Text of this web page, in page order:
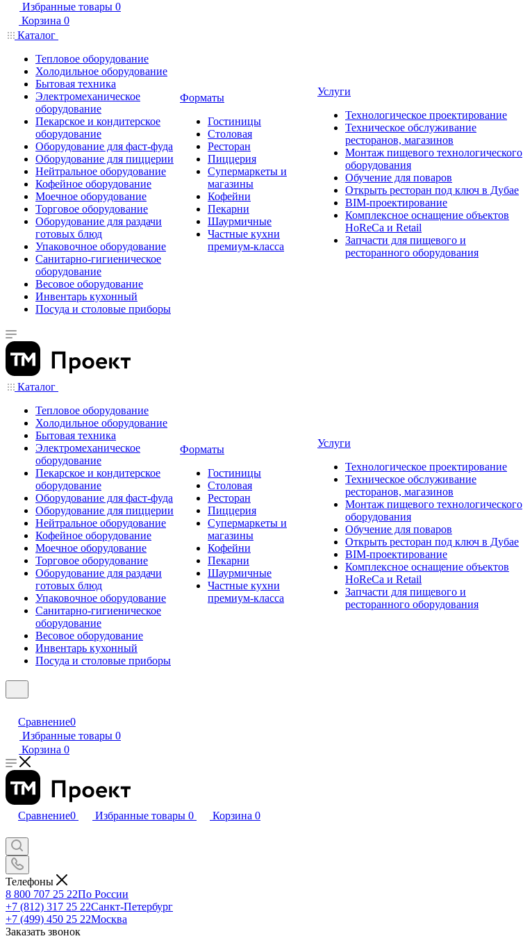
Избранные товары 0
Корзина 0
Каталог
Тепловое оборудование
Холодильное оборудование
Бытовая техника
Электромеханическое
оборудование
Пекарское и кондитерское
оборудование
Оборудование для фаст-фуда
Оборудование для пиццерии
Нейтральное оборудование
Кофейное оборудование
Моечное оборудование
Торговое оборудование
Оборудование для раздачи
готовых блюд
Упаковочное оборудование
Санитарно-гигиеническое
оборудование
Весовое оборудование
Инвентарь кухонный
Посуда и столовые приборы
Форматы
Гостиницы
Столовая
Ресторан
Пиццерия
Супермаркеты и
магазины
Кофейни
Пекарни
Шаурмичные
Частные кухни
премиум-класса
Услуги
Технологическое проектирование
Техническое обслуживание
ресторанов, магазинов
Монтаж пищевого технологического
оборудования
Обучение для поваров
Открыть ресторан под ключ в Дубае
BIM-проектирование
Комплексное оснащение объектов
HoReCa и Retail
Запчасти для пищевого и
ресторанного оборудования
Каталог
Тепловое оборудование
Холодильное оборудование
Бытовая техника
Электромеханическое
оборудование
Пекарское и кондитерское
оборудование
Оборудование для фаст-фуда
Оборудование для пиццерии
Нейтральное оборудование
Кофейное оборудование
Моечное оборудование
Торговое оборудование
Оборудование для раздачи
готовых блюд
Упаковочное оборудование
Санитарно-гигиеническое
оборудование
Весовое оборудование
Инвентарь кухонный
Посуда и столовые приборы
Форматы
Гостиницы
Столовая
Ресторан
Пиццерия
Супермаркеты и
магазины
Кофейни
Пекарни
Шаурмичные
Частные кухни
премиум-класса
Услуги
Технологическое проектирование
Техническое обслуживание
ресторанов, магазинов
Монтаж пищевого технологического
оборудования
Обучение для поваров
Открыть ресторан под ключ в Дубае
BIM-проектирование
Комплексное оснащение объектов
HoReCa и Retail
Запчасти для пищевого и
ресторанного оборудования
Сравнение0
Избранные товары 0
Корзина 0
Сравнение0 Избранные товары 0 Корзина 0
Телефоны
8 800 707 25 22По России
+7 (812) 317 25 22Санкт-Петербург
+7 (499) 450 25 22Москва
Заказать звонок